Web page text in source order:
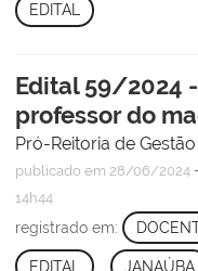
EDITAL
Edital 59/2024
professor do
Pró-Reitoria de
publicado em 28/06/2024
14h44
registrado em:
EDITAL JANAÚBA